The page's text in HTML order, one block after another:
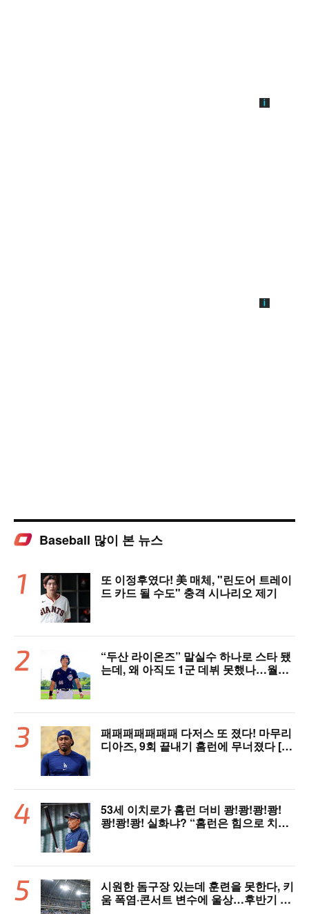
Baseball 많이 본 뉴스
또 이정후였다! 美 매체, "린도어 트레이
드 카드 될 수도" 충격 시나리오 제기
“두산 라이온즈” 말실수 하나로 스타 됐
는데, 왜 아직도 1군 데뷔 못했나…월간
패패패패패패패 다저스 또 졌다! 마무리
디아즈, 9회 끝내기 홈런에 무너졌다 [L
53세 이치로가 홈런 더비 쾅!쾅!쾅!쾅!
쾅!쾅!쾅! 실화냐? “홈런은 힘으로 치는
시원한 돔구장 있는데 훈련을 못한다, 키
움 폭염·콘서트 변수에 울상…후반기 상